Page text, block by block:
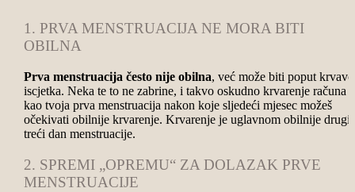
1. PRVA MENSTRUACIJA NE MORA BITI
OBILNA
Prva menstruacija često nije obilna, već može biti poput
iscjetka. Neka te to ne zabrine, i takvo oskudno krvarenje računa
kao tvoja prva menstruacija nakon koje sljedeći mjesec možeš
očekivati obilnije krvarenje. Krvarenje je uglavnom obilnije drugi
treći dan menstruacije.
2. SPREMI „OPREMU“ ZA DOLAZAK PRVE
MENSTRUACIJE